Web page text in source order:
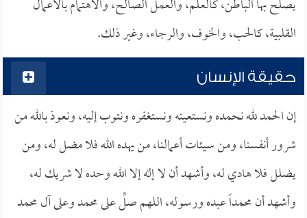
يصلح بها الباطن، كالعلم، والعمل الصالح، والاهتمام بالأعمال
القلبية، كالحب، والخوف، والرجاء، وغير ذلك.
حقيقة الإنسان
إن الحمد لله نحمده ونستعينه ونستغفره ونتوب إليه، ونعوذ بالله من
شرور أنفسنا، ومن سيئات أعمالنا، من يهده الله فلا مضل له، ومن
يضلل فلا هادي له، وأشهد أن لا إله إلا الله وحده لا شريك له،
وأشهد أن محمداً عبده ورسوله، اللهم صلِّ على محمد وعلى آل محمد